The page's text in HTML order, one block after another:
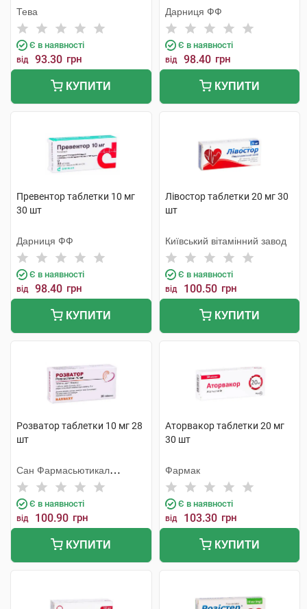
Тева
Є в наявності
від 93.30 грн
КУПИТИ
Дарниця ФФ
Є в наявності
від 98.40 грн
КУПИТИ
Превентор таблетки 10 мг
30 шт
Дарниця ФФ
Є в наявності
від 98.40 грн
КУПИТИ
Лівостор таблетки 20 мг 30
шт
Київський вітамінний завод
Є в наявності
від 100.50 грн
КУПИТИ
Розватор таблетки 10 мг 28
шт
Сан Фармасьютикал
Індастріз
Є в наявності
від 100.90 грн
КУПИТИ
Аторвакор таблетки 20 мг
30 шт
Фармак
Є в наявності
від 103.30 грн
КУПИТИ